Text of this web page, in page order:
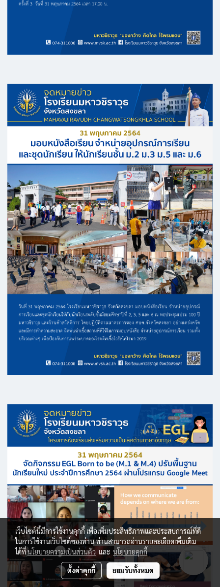
เว็บไซต์นี้มีการใช้งานคุกกี้ เพื่อเพิ่มประสิทธิภาพและประสบการณ์ที่ดี
ในการใช้งานเว็บไซต์ของท่าน ท่านสามารถอ่านรายละเอียดเพิ่มเติม
ได้ที่นโยบายความเป็นส่วนตัว และ นโยบายคุกกี้
ตั้งค่าคุกกี้ ยอมรับทั้งหมด